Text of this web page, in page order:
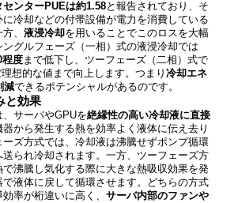
ンターPUEは約1.58と報告されており、そ
冷却などの付帯設備が電力を消費している
方、液浸冷却を用いることでこのロスを大幅
グルフェーズ（一相）式の液浸冷却では
程度まで低下し、ツーフェーズ（二相）式で
理想的な値まで向上します​。つまり冷却エネ
減できるポテンシャルがあるのです。
と効果
サーバやGPUを絶縁性の高い冷却液に直接
から発生する熱を効率よく液体に伝え去り
ーズ方式では、冷却液は沸騰せずポンプ循環
られ冷却されます。一方、ツーフェーズ方
沸騰し気化する際に大きな熱吸収効果を発
液体に戻して循環させます。どちらの方式
効率が桁違いに高く、サーバ内部のファンや